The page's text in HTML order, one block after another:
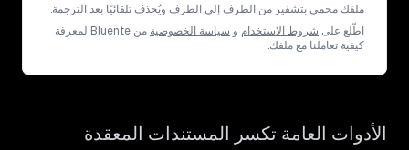
ملفك محمي بتشفير من الطرف إلى الطرف ويُحذف تلقائيًا بعد الترجمة.
اطّلع على شروط الاستخدام و سياسة الخصوصية
من Bluente لمعرفة
كيفية تعاملنا مع ملفك.
الأدوات العامة تكسر المستندات المعقدة